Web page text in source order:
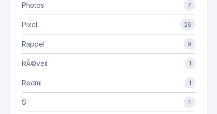
Photos 7
Pixel 26
Rappel 9
RÃ©veil 1
Redmi 1
S 4